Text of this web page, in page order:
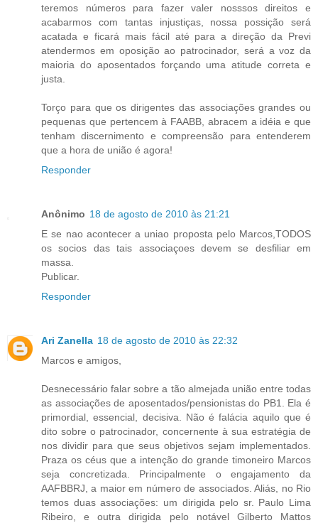
teremos números para fazer valer nosssos direitos e
acabarmos com tantas injustiças, nossa possição será
acatada e ficará mais fácil até para a direção da Previ
atendermos em oposição ao patrocinador, será a voz da
maioria do aposentados forçando uma atitude correta e
justa.
Torço para que os dirigentes das associações grandes ou
pequenas que pertencem à FAABB, abracem a idéia e que
tenham discernimento e compreensão para entenderem
que a hora de união é agora!
Responder
Anônimo 18 de agosto de 2010 às 21:21
E se nao acontecer a uniao proposta pelo Marcos,TODOS
os socios das tais associaçoes devem se desfiliar em
massa.
Publicar.
Responder
Ari Zanella 18 de agosto de 2010 às 22:32
Marcos e amigos,
Desnecessário falar sobre a tão almejada união entre todas
as associações de aposentados/pensionistas do PB1. Ela é
primordial, essencial, decisiva. Não é falácia aquilo que é
dito sobre o patrocinador, concernente à sua estratégia de
nos dividir para que seus objetivos sejam implementados.
Praza os céus que a intenção do grande timoneiro Marcos
seja concretizada. Principalmente o engajamento da
AAFBBRJ, a maior em número de associados. Aliás, no Rio
temos duas associações: um dirigida pelo sr. Paulo Lima
Ribeiro, e outra dirigida pelo notável Gilberto Mattos